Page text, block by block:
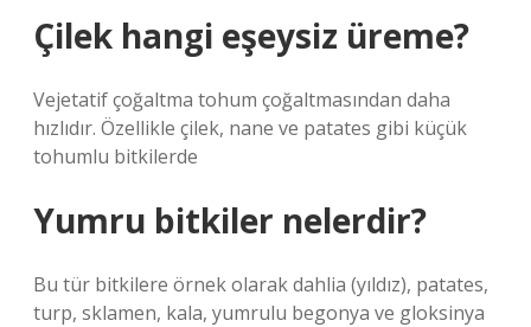
Çilek hangi eşeysiz üreme?
Vejetatif çoğaltma tohum çoğaltmasından daha
hızlıdır. Özellikle çilek, nane ve patates gibi küçük
tohumlu bitkilerde
Yumru bitkiler nelerdir?
Bu tür bitkilere örnek olarak dahlia (yıldız), patates,
turp, sklamen, kala, yumrulu begonya ve gloksinya